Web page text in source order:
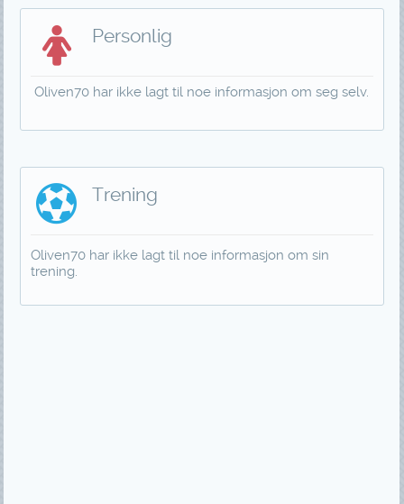
Personlig
Oliven70 har ikke lagt til noe informasjon om seg selv.
Trening
Oliven70 har ikke lagt til noe informasjon om sin
trening.